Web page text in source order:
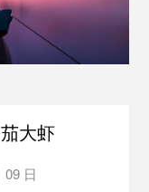
大虾
09 日